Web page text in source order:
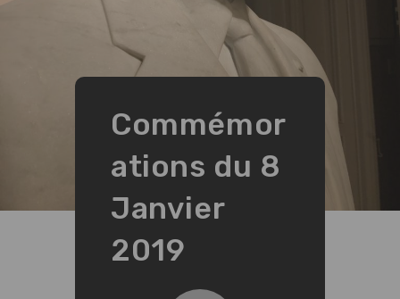
Commémor
ations du 8
Janvier
2019